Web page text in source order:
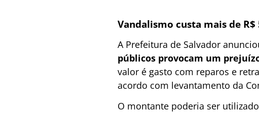
Vandalismo custa mais de
A Prefeitura de Salvador
públicos provocam um
valor é gasto com reparos e
acordo com levantamento da
O montante poderia ser